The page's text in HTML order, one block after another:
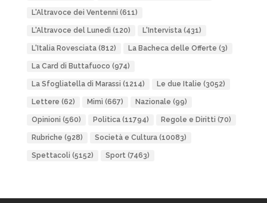
L'Altravoce dei Ventenni (611)
L'Altravoce del Lunedì (120) L'Intervista(431)
L'Italia Rovesciata(812) La Bacheca delle Offerte (3)
La Card di Buttafuoco (974)
La Sfogliatella di Marassi (1214) Le due Italie (3052)
Lettere (62) Mimì (667) Nazionale (99)
Opinioni (560) Politica(11794) Regole e Diritti (70)
Rubriche (928) Società e Cultura(10083)
Spettacoli (5152) Sport(7463)